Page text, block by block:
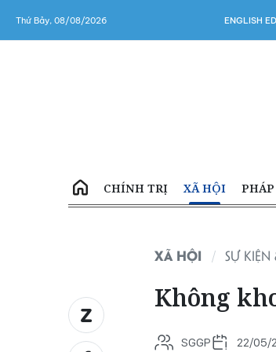
Thứ Bảy, 08/08/2026 ENGLISH
CHÍNH TRỊ XÃ HỘI
XÃ HỘI SỰ
Không
SGGP 22/05/